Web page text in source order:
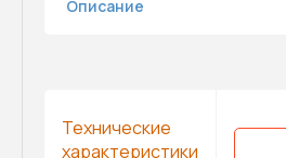
Описание
Технические
характеристики